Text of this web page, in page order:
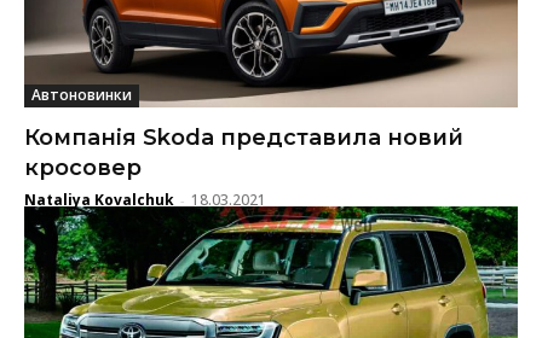
Автоновинки
Компанія Skoda представила новий
кросовер
Nataliya Kovalchuk - 18.03.2021